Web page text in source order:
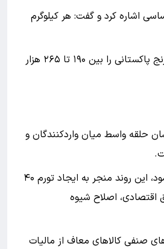
اشاره کرد و گفت: هر کیلوگرم
وی همچنین قیمت هر کیلوگرم برنج ایرانی را بین ۲۹۰ تا ۴۶۰ هزار تومان، برنج پاکستانی را بین ۱۹۰ تا ۲۶۵ هزار
حلقه واسط میان واردکنندگان و
وی افزود: از آنجا که مالیات بر ارزش افزوده به‌صورت زنجیره‌ای دریافت می‌شود، این روند منجر به ایجاد تورم ۴۰
اقتصادی، اصلاح شیوه
صنفی کالاهای معاف از مالیات